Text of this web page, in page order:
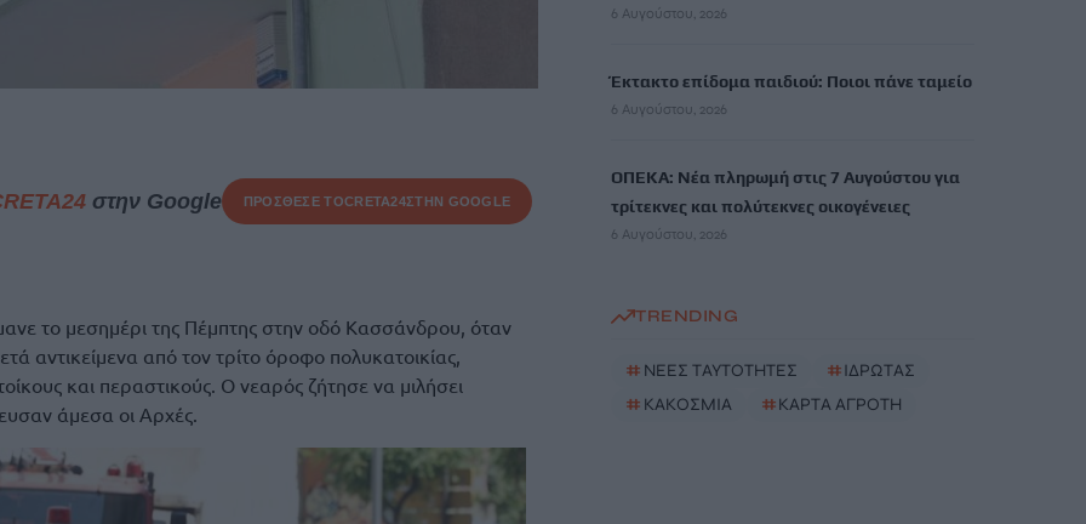
στην Google ΠΡΟΣΘΕΣΕ ΤΟCRETA24ΣΤΗΝ GOOGLE
το μεσημέρι της Πέμπτης στην οδό Κασσάνδρου, όταν
αντικείμενα από τον τρίτο όροφο πολυκατοικίας,
και περαστικούς. Ο νεαρός ζήτησε να μιλήσει
άμεσα οι Αρχές.
6 Αυγούστου, 2026
Έκτακτο επίδομα παιδιού: Ποιοι πάνε ταμείο
6 Αυγούστου, 2026
ΟΠΕΚΑ: Νέα πληρωμή στις 7 Αυγούστου για
τρίτεκνες και πολύτεκνες οικογένειες
6 Αυγούστου, 2026
TRENDING
# ΝΕΕΣ ΤΑΥΤΟΤΗΤΕΣ #ΙΔΡΩΤΑΣ
# ΚΑΚΟΣΜΙΑ #ΚΑΡΤΑ ΑΓΡΟΤΗ